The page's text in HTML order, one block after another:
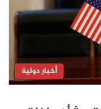
أخبار دولية